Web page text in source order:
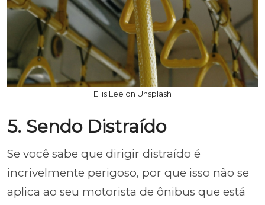
Ellis Lee on Unsplash
5. Sendo Distraído
Se você sabe que dirigir distraído é
incrivelmente perigoso, por que isso não se
aplica ao seu motorista de ônibus que está